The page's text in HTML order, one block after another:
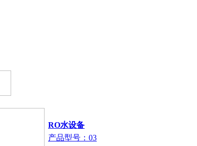
RO水设备
产品型号：03